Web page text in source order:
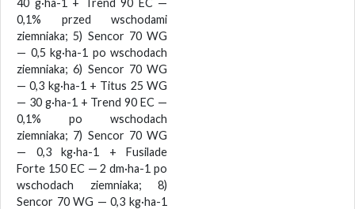
0,1% przed wschodami
ziemniaka; 5) Sencor 70 WG
— 0,5 kg·ha-1 po wschodach
ziemniaka; 6) Sencor 70 WG
— 0,3 kg·ha-1 + Titus 25 WG
— 30 g·ha-1 + Trend 90 EC —
0,1% po wschodach
ziemniaka; 7) Sencor 70 WG
— 0,3 kg·ha-1 + Fusilade
Forte 150 EC — 2 dm·ha-1 po
wschodach ziemniaka; 8)
Sencor 70 WG — 0,3 kg·ha-1